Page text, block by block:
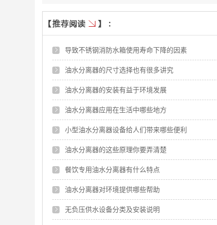
导致不锈钢消防水箱使用寿命下降的因素
油水分离器的尺寸选择也有很多讲究
油水分离器的安装有益于环境发展
油水分离器应用在生活中哪些地方
小型油水分离器设备给人们带来哪些便利
油水分离器的这些原理你要弄清楚
餐饮专用油水分离器有什么特点
油水分离器对环境提供哪些帮助
无负压供水设备分类及安装说明